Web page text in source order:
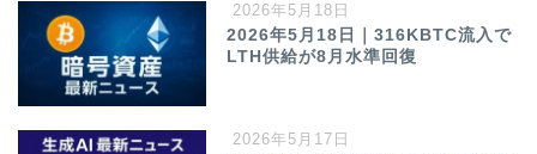
2026年5月18日
2026年5月18日｜316KBTC流入で
LTH供給が8月水準回復
2026年5月17日